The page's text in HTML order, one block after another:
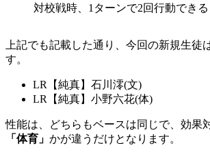
対校戦時、1ターンで2回行動でき
上記でも記載した通り、今回の新規生徒
す。
LR【純真】石川澪(文)
LR【純真】小野六花(体)
性能は、どちらもベースは同じで、効果
「体育」 かが違うだけとなります。